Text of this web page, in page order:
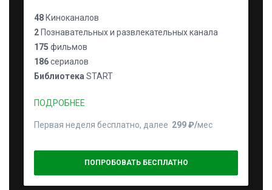
48 Киноканалов
2 Познавательных и развлекательных канала
175 фильмов
186сериалов
Библиотека START
ПОДРОБНЕЕ
Первая неделя бесплатно, далее 299 ₽⁠/⁠мес
ПОПРОБОВАТЬ БЕСПЛАТНО